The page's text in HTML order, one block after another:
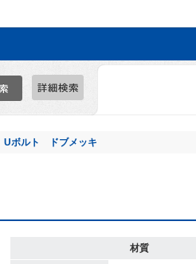
Uボルト ドブメッキ
材質